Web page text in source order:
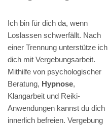
Ich bin für dich da, wenn
Loslassen schwerfällt. Nach
einer Trennung unterstütze ich
dich mit Vergebungsarbeit.
Mithilfe von psychologischer
Beratung, Hypnose,
Klangarbeit und Reiki-
Anwendungen kannst du dich
innerlich befreien. Vergebung